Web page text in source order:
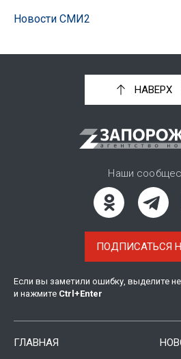
Новости СМИ2
НАВЕРХ
Наши
ПОДПИСАТЬСЯ
Если вы заметили ошибку, выделите
и нажмите Ctrl +Enter
ГЛАВНАЯ